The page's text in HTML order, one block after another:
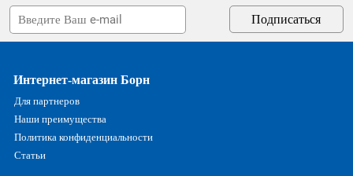
Интернет-магазин Борн
Для партнеров
Наши преимущества
Политика конфиденциальности
Статьи